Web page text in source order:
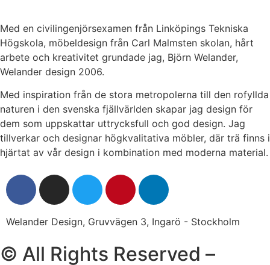
Med en civilingenjörsexamen från Linköpings Tekniska
Högskola, möbeldesign från Carl Malmsten skolan, hårt
arbete och kreativitet grundade jag, Björn Welander,
Welander design 2006.
Med inspiration från de stora metropolerna till den rofyllda
naturen i den svenska fjällvärlden skapar jag design för
dem som uppskattar uttrycksfull och god design. Jag
tillverkar och designar högkvalitativa möbler, där trä finns i
hjärtat av vår design i kombination med moderna material.
Welander Design, Gruvvägen 3, Ingarö - Stockholm
© All Rights Reserved –